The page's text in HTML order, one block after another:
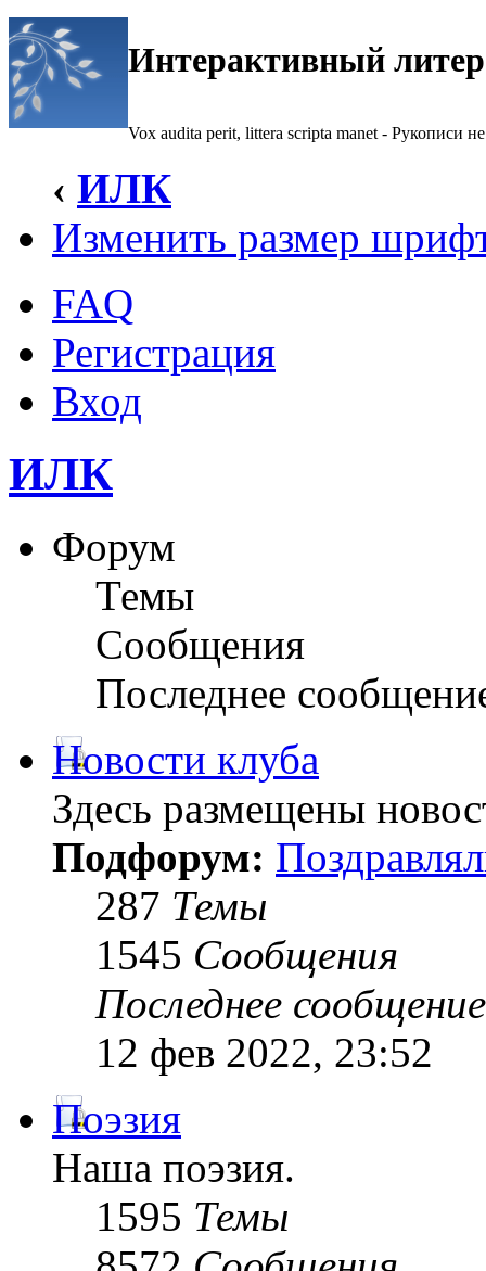
Интерактивный
Vox audita perit, littera scripta manet - Рукописи не
‹ ИЛК
Изменить размер
FAQ
Регистрация
Вход
ИЛК
Форум
Темы
Сообщения
Последнее
Новости клуба
Здесь размещены
Подфорум:
287 Темы
1545 Сообщения
Последнее сообщение
12 фев 2022, 23:52
Поэзия
Наша поэзия.
1595 Темы